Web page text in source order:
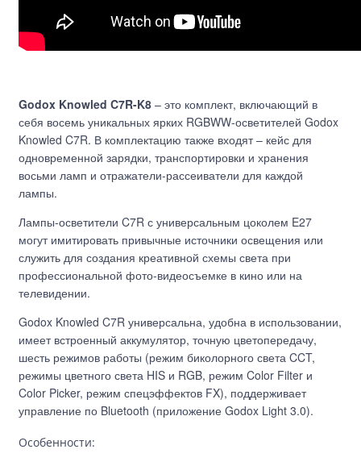
Godox Knowled C7R-K8 – это комплект, включающий в
себя восемь уникальных ярких RGBWW-осветителей Godox
Knowled C7R. В комплектацию также входят – кейс для
одновременной зарядки, транспортировки и хранения
восьми ламп и отражатели-рассеиватели для каждой
лампы.
Лампы-осветители C7R с универсальным цоколем E27
могут имитировать привычные источники освещения или
служить для создания креативной схемы света при
профессиональной фото-видеосъемке в кино или на
телевидении.
Godox Knowled C7R универсальна, удобна в использовании,
имеет встроенный аккумулятор, точную цветопередачу,
шесть режимов работы (режим биколорного света CCT,
режимы цветного света HIS и RGB, режим Color Filter и
Color Picker, режим спецэффектов FX), поддерживает
управление по Bluetooth (приложение Godox Light 3.0).
Особенности: